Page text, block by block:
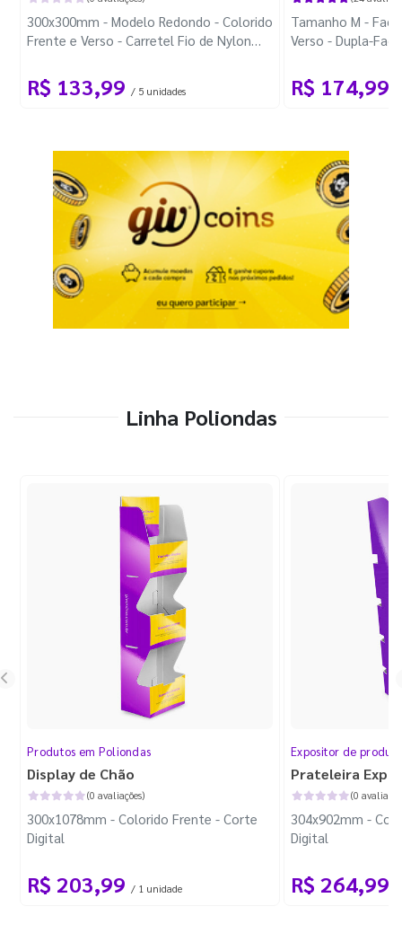
300x300mm - Modelo Redondo - Colorido
Frente e Verso - Carretel Fio de Nylon
R$ 133,99 / 5 unidades
Tamanho M -
Verso - Dupla-
R$ 174,99
Linha Poliondas
Produtos em Poliondas
Display de Chão
(0 avaliações)
300x1078mm - Colorido Frente - Corte
Digital
R$ 203,99 / 1 unidade
Expositor de
Prateleira
(0
304x902mm -
Digital
R$ 264,99